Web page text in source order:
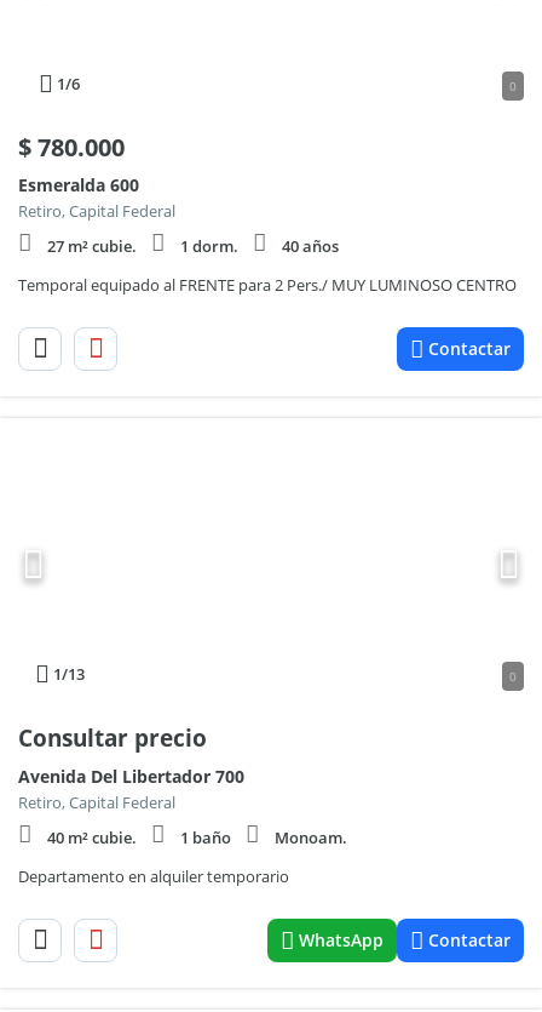
1/6 0
$780.000
Esmeralda 600
Retiro, Capital Federal
27 m² cubie.
1 dorm.
40 años
Temporal equipado al FRENTE para 2 Pers./ MUY LUMINOSO CENTRO
Contactar
1/13 0
Consultar precio
Avenida Del Libertador 700
Retiro, Capital Federal
40 m² cubie.
1 baño
Monoam.
Departamento en alquiler temporario
WhatsApp Contactar